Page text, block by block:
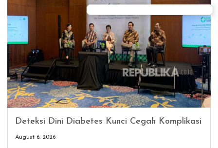
Deteksi Dini Diabetes Kunci Cegah Komplikasi
August 6, 2026